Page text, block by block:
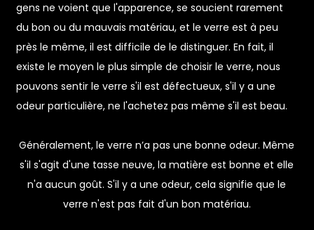
gens ne voient que l'apparence, se soucient rarement
du bon ou du mauvais matériau, et le verre est à peu
près le même, il est difficile de le distinguer. En fait, il
existe le moyen le plus simple de choisir le verre, nous
pouvons sentir le verre s'il est défectueux, s'il y a une
odeur particulière, ne l'achetez pas même s'il est beau.
Généralement, le verre n’a pas une bonne odeur. Même
s'il s'agit d'une tasse neuve, la matière est bonne et elle
n'a aucun goût. S'il y a une odeur, cela signifie que le
verre n'est pas fait d'un bon matériau.